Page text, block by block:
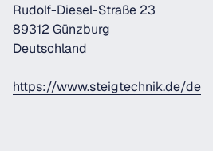
Rudolf-Diesel-Straße 23
89312 Günzburg
Deutschland
https://www.steigtechnik.de/de